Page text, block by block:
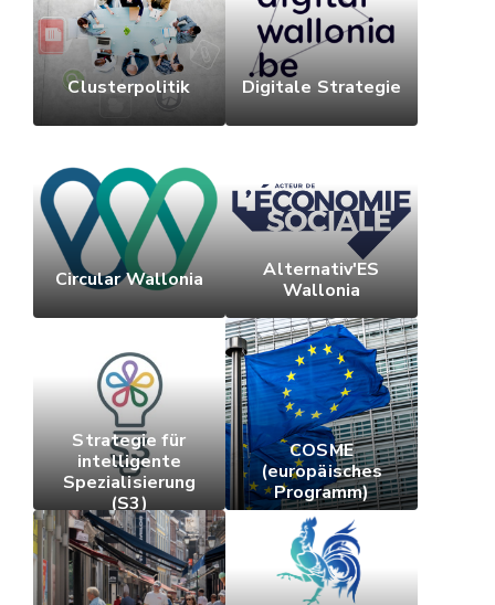
Clusterpolitik Digitale Strategie
Circular Wallonia
Alternativ'ES
Wallonia
Strategie für
intelligente
Spezialisierung
(S3)
COSME
(europäisches
Programm)